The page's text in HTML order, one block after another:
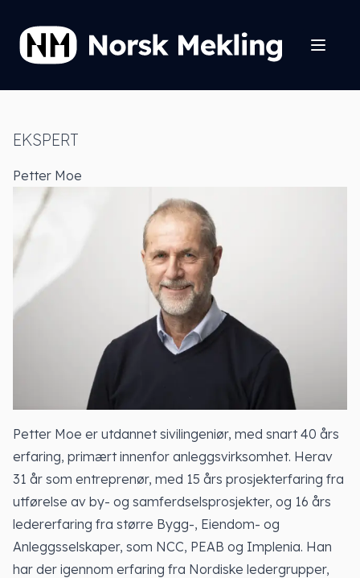
EKSPERT
Petter Moe
Petter Moe er utdannet sivilingeniør, med snart 40 års
erfaring, primært innenfor anleggsvirksomhet. Herav
31 år som entreprenør, med 15 års prosjekterfaring fra
utførelse av by- og samferdselsprosjekter, og 16 års
ledererfaring fra større Bygg-, Eiendom- og
Anleggsselskaper, som NCC, PEAB og Implenia. Han
har der igennom erfaring fra Nordiske ledergrupper,